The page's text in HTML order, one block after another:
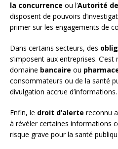
la concurrence ou l’Autorité
disposent de pouvoirs
primer sur les engagements de
Dans certains secteurs, des
s’imposent aux entreprises.
domaine bancaire ou
consommateurs ou de la santé
divulgation accrue d’informations.
Enfin, le droit d’alerte reconnu
à révéler certaines informations
risque grave pour la santé